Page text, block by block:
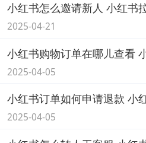
小红书怎么邀请新人 小红书
2025-04-21
小红书购物订单在哪儿查看
2025-04-05
小红书订单如何申请退款 小
2025-04-05